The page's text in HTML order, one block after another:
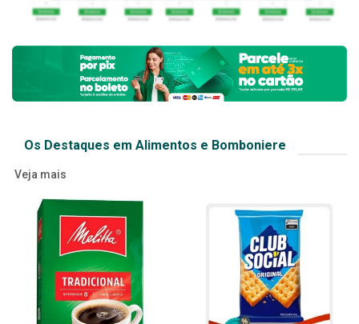
Os Destaques em Alimentos e Bomboniere
Veja mais